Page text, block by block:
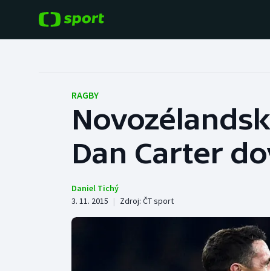
Hokej
Tenis
Cyklistika
Baseball a softbal
Basketbal
Boby a skeleton
Box
RAGBY
Dan Carter
Daniel Tichý
3. 11. 2015 | Zdroj: ČT sport